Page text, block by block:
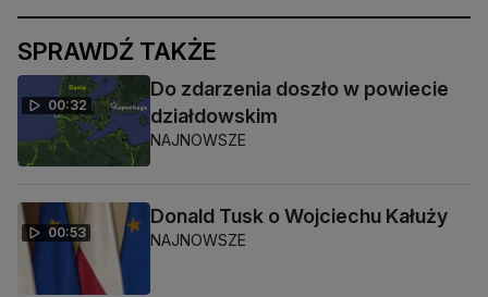
SPRAWDŹ TAKŻE
00:32
Do zdarzenia doszło w powiecie
działdowskim
NAJNOWSZE
00:53
Donald Tusk o Wojciechu Kałuży
NAJNOWSZE